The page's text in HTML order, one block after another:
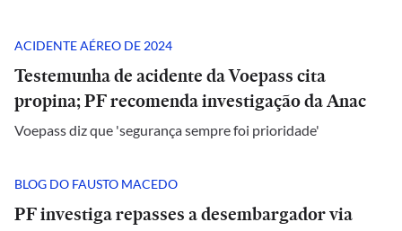
ACIDENTE AÉREO DE 2024
Testemunha de acidente da Voepass cita
propina; PF recomenda investigação da Anac
Voepass diz que 'segurança sempre foi prioridade'
BLOG DO FAUSTO MACEDO
PF investiga repasses a desembargador via